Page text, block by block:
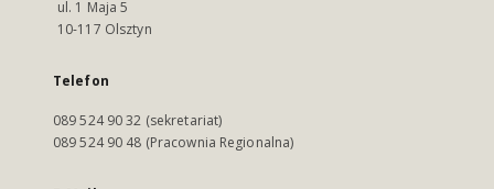
ul. 1 Maja 5
10-117 Olsztyn
Telefon
089 524 90 32 (sekretariat)
089 524 90 48 (Pracownia Regionalna)